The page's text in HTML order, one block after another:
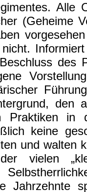
Alle
(Geheime
des
den
in
keine
und walten
vielen
Jahrzehnte